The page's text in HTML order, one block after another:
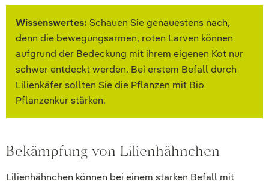
Wissenswertes: Schauen Sie genauestens nach,
denn die bewegungsarmen, roten Larven können
aufgrund der Bedeckung mit ihrem eigenen Kot nur
schwer entdeckt werden. Bei erstem Befall durch
Lilienkäfer sollten Sie die Pflanzen mit Bio
Pflanzenkur stärken.
Bekämpfung von Lilienhähnchen
Lilienhähnchen können bei einem starken Befall mit